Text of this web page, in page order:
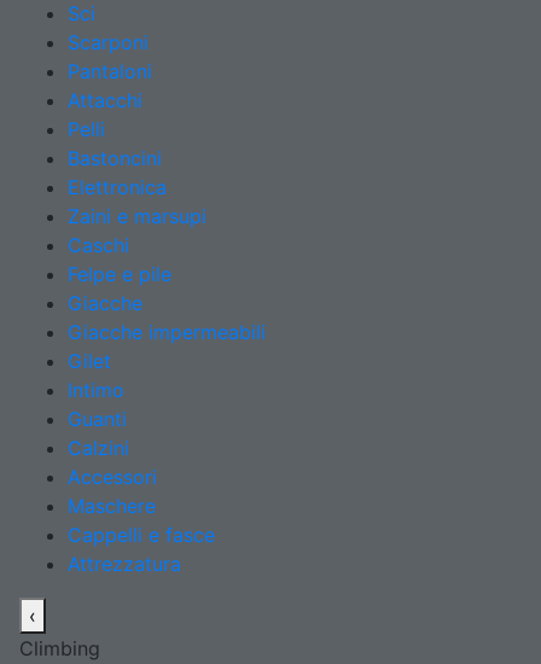
Sci
Scarponi
Pantaloni
Attacchi
Pelli
Bastoncini
Elettronica
Zaini e marsupi
Caschi
Felpe e pile
Giacche
Giacche impermeabili
Gilet
Intimo
Guanti
Calzini
Accessori
Maschere
Cappelli e fasce
Attrezzatura
‹
Climbing